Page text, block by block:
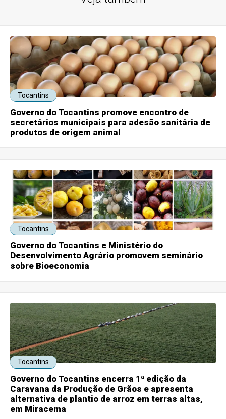
Tocantins
Governo do Tocantins promove encontro de
secretários municipais para adesão sanitária de
produtos de origem animal
Tocantins
Governo do Tocantins e Ministério do
Desenvolvimento Agrário promovem seminário
sobre Bioeconomia
Tocantins
Governo do Tocantins encerra 1ª edição da
Caravana da Produção de Grãos e apresenta
alternativa de plantio de arroz em terras altas,
em Miracema